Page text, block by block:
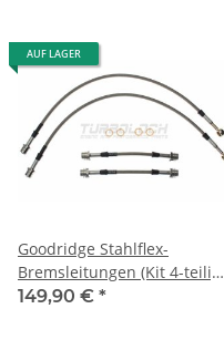
AUF LAGER
Goodridge Stahlflex-
Bremsleitungen (Kit 4-teilig,
ABE) - Audi A3/S3 ab '97 (nur
149,90 € *